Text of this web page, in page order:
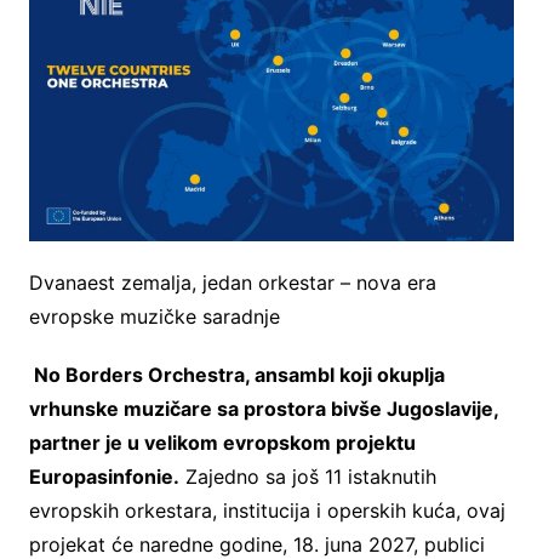
Dvanaest zemalja, jedan orkestar – nova era
evropske muzičke saradnje
No Borders Orchestra, ansambl koji okuplja
vrhunske muzičare sa prostora bivše Jugoslavije,
partner je u velikom evropskom projektu
Europasinfonie. Zajedno sa još 11 istaknutih
evropskih orkestara, institucija i operskih kuća, ovaj
projekat će naredne godine, 18. juna 2027, publici